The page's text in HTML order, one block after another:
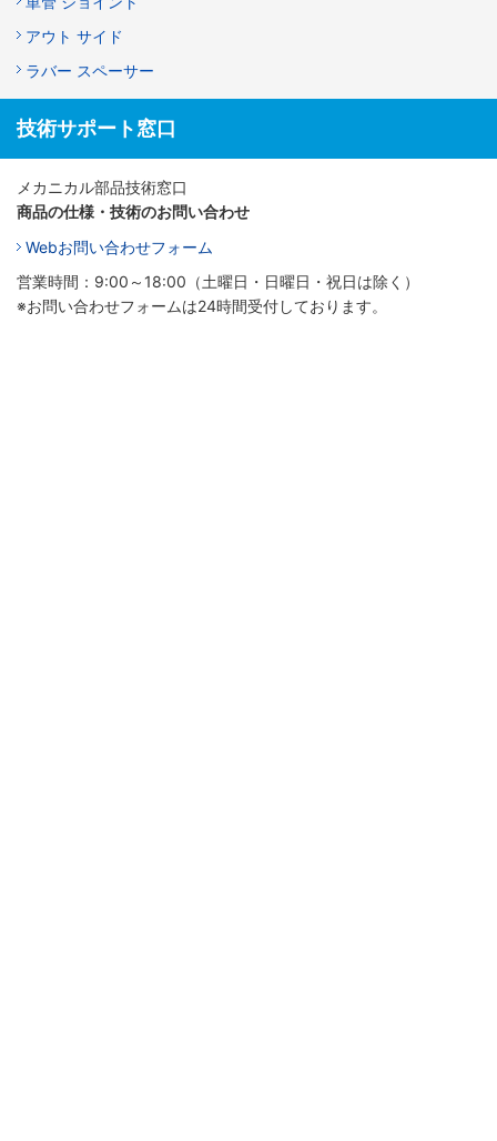
アウト サイド
ラバー スペーサー
技術サポート窓口
メカニカル部品技術窓口
商品の仕様・技術のお問い合わせ
Webお問い合わせフォーム
営業時間：9:00～18:00（土曜日・日曜日・祝日は除く）
※お問い合わせフォームは24時間受付しております。